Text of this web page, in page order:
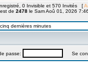
0 Invisible et 570 Invités [
de 2478 le Sam Aoû 01, 2026
dernières minutes
passe: Se